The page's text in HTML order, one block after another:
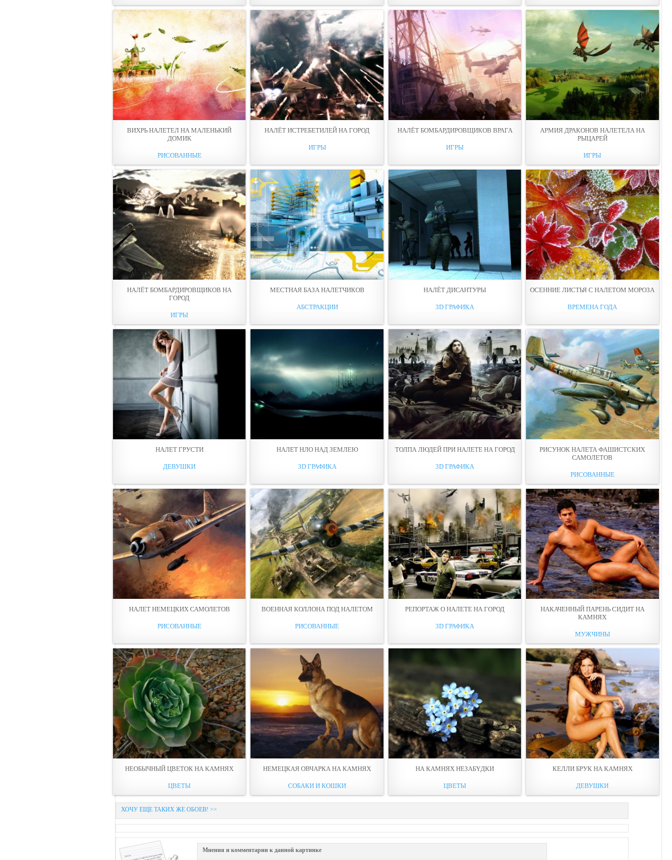
ВИХРЬ НАЛЕТЕЛ НА МАЛЕНЬКИЙ
ДОМИК
РИСОВАННЫЕ
НАЛЁТ ИСТРЕБЕТИЛЕЙ НА ГОРОД
ИГРЫ
НАЛЁТ БОМБАРДИРОВЩИКОВ ВРАГА
ИГРЫ
АРМИЯ ДРАКОНОВ НАЛЕТЕЛА НА
РЫЦАРЕЙ
ИГРЫ
НАЛЁТ БОМБАРДИРОВЩИКОВ НА
ГОРОД
ИГРЫ
МЕСТНАЯ БАЗА НАЛЕТЧИКОВ
АБСТРАКЦИИ
НАЛЁТ ДИСАНТУРЫ
3D ГРАФИКА
ОСЕННИЕ ЛИСТЬЯ С НАЛЕТОМ МОРОЗА
ВРЕМЕНА ГОДА
НАЛЕТ ГРУСТИ
ДЕВУШКИ
НАЛЕТ НЛО НАД ЗЕМЛЕЮ
3D ГРАФИКА
ТОЛПА ЛЮДЕЙ ПРИ НАЛЕТЕ НА ГОРОД
3D ГРАФИКА
РИСУНОК НАЛЕТА ФАШИСТСКИХ
САМOЛЕТOВ
РИСОВАННЫЕ
НАЛЕТ НЕМЕЦКИХ САМОЛЕТОВ
РИСОВАННЫЕ
ВОЕННАЯ КОЛЛОНА ПОД НАЛЕТОМ
РИСОВАННЫЕ
РЕПОРТАЖ О НАЛЕТE НА ГОРОД
3D ГРАФИКА
НАКАЧЕННЫЙ ПАРЕНЬ СИДИТ НА
КАМНЯХ
МУЖЧИНЫ
НЕОБЫЧНЫЙ ЦВЕТОК НА КАМНЯХ
ЦВЕТЫ
НЕМЕЦКАЯ ОВЧАРКА НА КАМНЯХ
СОБАКИ И КОШКИ
НА КАМНЯХ НЕЗАБYДКИ
ЦВЕТЫ
КЕЛЛИ БРУК НА КАМНЯХ
ДЕВУШКИ
ХОЧУ ЕЩЕ ТАКИХ ЖЕ ОБОЕВ! >>
Мнения и комментарии к данной картинке